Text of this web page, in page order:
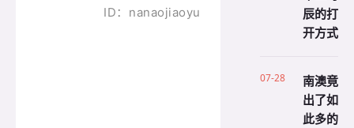
ID：nanaojiaoyu
辰的打
开方式
07-28
南澳竟
出了如
此多的